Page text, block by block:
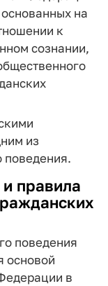
на
к
сознании,
из
поведения.
правила
поведения
основой
в